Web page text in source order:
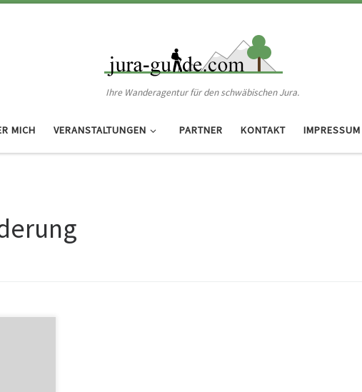
Ihre Wanderagentur für den schwäbischen Jura.
MICH VERANSTALTUNGEN PARTNER KONTAKT